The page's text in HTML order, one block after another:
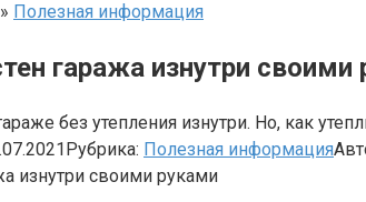
» Полезная информация
гаража изнутри своими
без утепления изнутри. Но, как
Рубрика: Полезная информация